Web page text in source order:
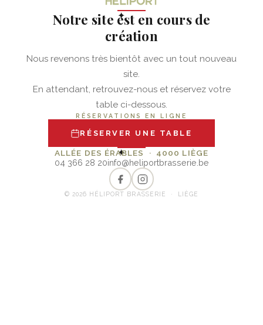
✦
Notre site est en cours de
création
Nous revenons très bientôt avec un tout nouveau
site.
En attendant, retrouvez-nous et réservez votre
table ci-dessous.
RÉSERVATIONS EN LIGNE
RÉSERVER UNE TABLE
✦
ALLÉE DES ÉRABLES · 4000 LIÈGE
04 366 28 20info@heliportbrasserie.be
© 2026 HÉLIPORT BRASSERIE · LIÈGE